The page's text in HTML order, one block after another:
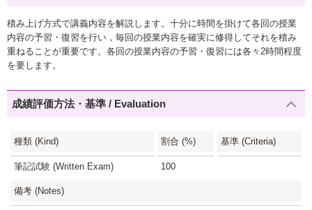
積み上げ方式で講義内容を解説します。十分に時間を掛けて各回の授業
内容の予習・復習を行い，毎回の授業内容を確実に修得してそれを積み
重ねることが重要です。各回の授業内容の予習・復習には各々2時間程度
を要します。
成績評価方法・基準 / Evaluation
種類 (Kind) 割合 (%) 基準 (Criteria)
筆記試験 (Written Exam) 100
備考 (Notes)